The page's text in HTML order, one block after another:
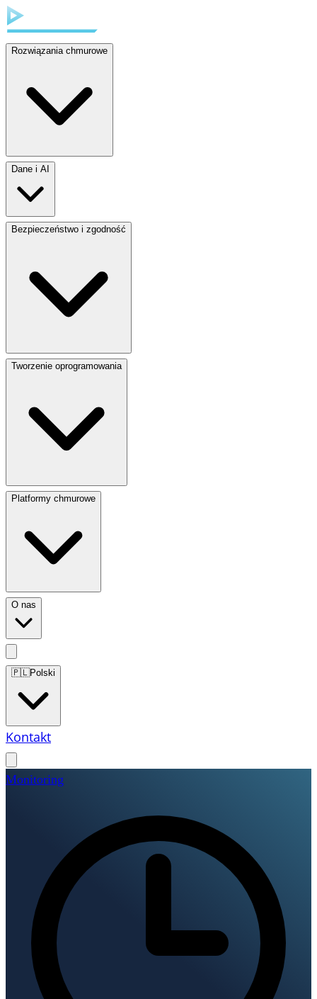
Rozwiązania chmurowe
Dane i AI
Bezpieczeństwo i zgodność
Tworzenie oprogramowania
Platformy chmurowe
O nas
🇵🇱Polski
Kontakt
Monitoring